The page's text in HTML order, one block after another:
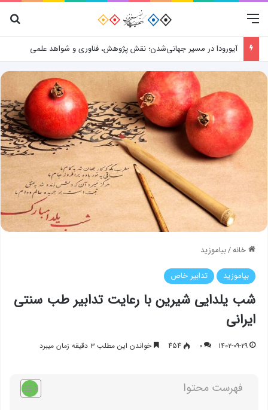
منو
آیورودا در مسیر جهانی‌شدن؛ نقش پژوهش، فناوری و شواهد علمی
خانه/بیاموزید
بیاموزید تدابیر خاص
شب یلدایی شیرین با رعایت تدابیر طب سنتی
ایرانی
۱۴۰۲-۰۹-۲۹ ۰ 454 خواندن این مطلب ۳ دقیقه زمان میبرد
فهرست محتوا